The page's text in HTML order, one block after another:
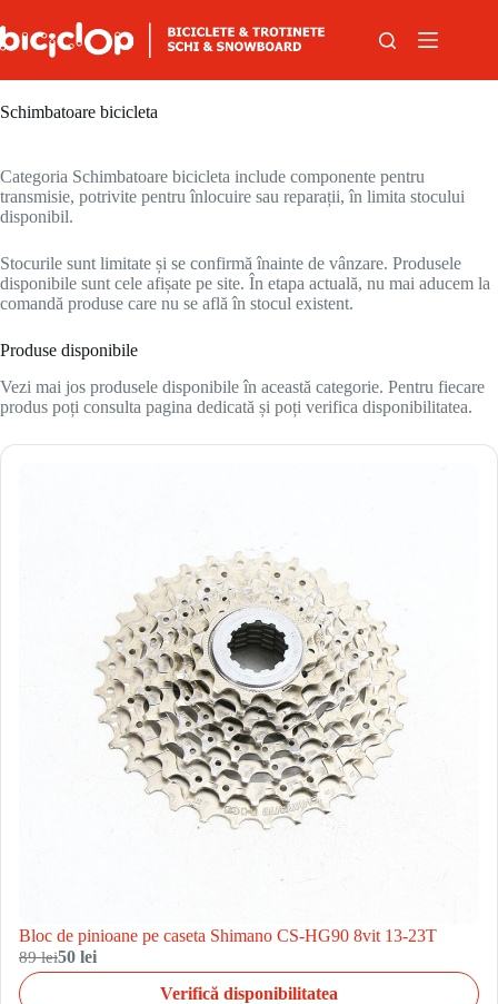
Schimbatoare bicicleta
Categoria Schimbatoare bicicleta include componente pentru
transmisie, potrivite pentru înlocuire sau reparații, în limita stocului
disponibil.
Stocurile sunt limitate și se confirmă înainte de vânzare. Produsele
disponibile sunt cele afișate pe site. În etapa actuală, nu mai aducem la
comandă produse care nu se află în stocul existent.
Produse disponibile
Vezi mai jos produsele disponibile în această categorie. Pentru fiecare
produs poți consulta pagina dedicată și poți verifica disponibilitatea.
Bloc de pinioane pe caseta Shimano CS-HG90 8vit 13-23T
89 lei50 lei
Verifică disponibilitatea